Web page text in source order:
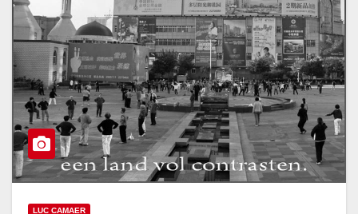
LUC CAMAER